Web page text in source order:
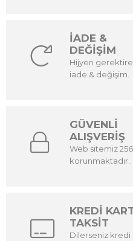
İADE &
DEĞİŞİM
Hijyen
iade & değişim.
GÜVENLİ
ALIŞVERİŞ
Web sitemiz
korunmaktadır..
KREDİ
TAKSİT
Dilerseniz kredi